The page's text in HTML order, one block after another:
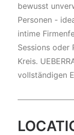
bewusst
Personen -
intime
Sessions oder
Kreis.
vollständigen